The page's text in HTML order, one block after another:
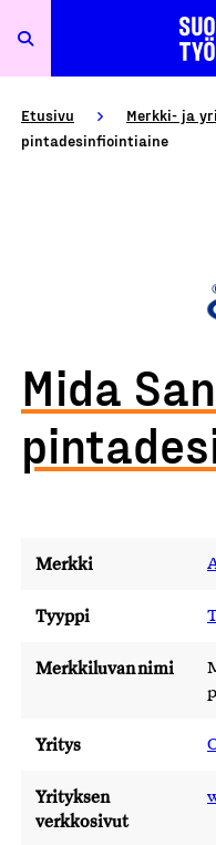
Etusivu Merkki- ja
pintadesinfiointiaine
Mida
Merkki
Tyyppi
Merkkiluvan nimi
Yritys
Yrityksen
verkkosivut